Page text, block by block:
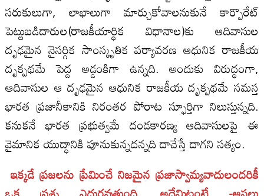
సరుకులుగా, లాభాలుగా మార్చుకోవాలనుకునే కార్పొరేట్
పెట్టుబడిదారుల(రాజకీయార్థిక విధానాల)కు ఆదివాసుల
దృఢమైన నైసర్గిక సాంస్కృతిక పర్యావరణ ఆధునిక రాజకీయ
దృక్పథమే పెద్ద అడ్డంకిగా ఉన్నది. అందుకు విరుద్ధంగా,
ఆదివాసుల ఆ దృఢమైన ఆధునిక రాజకీయ దృక్పథమే సమస్త
భారత ప్రజానీకానికి నిరంతర పోరాట స్ఫూర్తిగా నిలుస్తున్నది.
కనుకనే భారత ప్రభుత్వమే దండకారణ్య ఆదివాసులపై ఈ
వైమానిక యుద్ధానికి పూనుకున్నదన్నది దాచేస్తే దాగని సత్యం.
ఇక్కడే ప్రజలను ప్రేమించే నిజమైన ప్రజాస్వామ్యవాదులందరికీ